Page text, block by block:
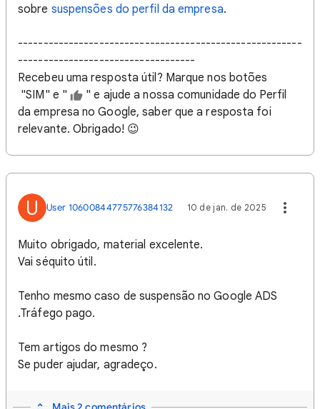
sobre suspensões do perfil da empresa.
--------------------------------------------------------
-----------------------------------
Recebeu uma resposta útil? Marque nos botões
"SIM" e "
" e ajude a nossa comunidade do Perfil
da empresa no Google, saber que a resposta foi
relevante. Obrigado! 😉
U User 10600844775776384132 10 de jan. de 2025
Muito obrigado, material excelente.
Vai séquito útil.
Tenho mesmo caso de suspensão no Google ADS
.Tráfego pago.
Tem artigos do mesmo ?
Se puder ajudar, agradeço.